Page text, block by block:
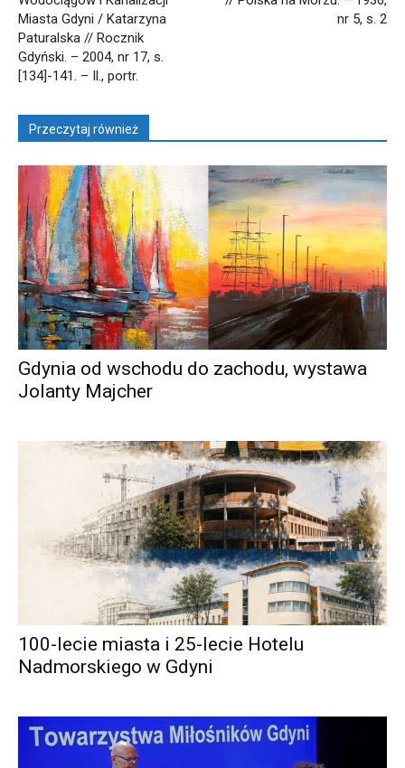
Miasta Gdyni / Katarzyna
Paturalska // Rocznik
Gdyński. – 2004, nr 17, s.
[134]-141. – Il., portr.
nr 5, s. 2
Przeczytaj również
Gdynia od wschodu do zachodu, wystawa
Jolanty Majcher
100-lecie miasta i 25-lecie Hotelu
Nadmorskiego w Gdyni